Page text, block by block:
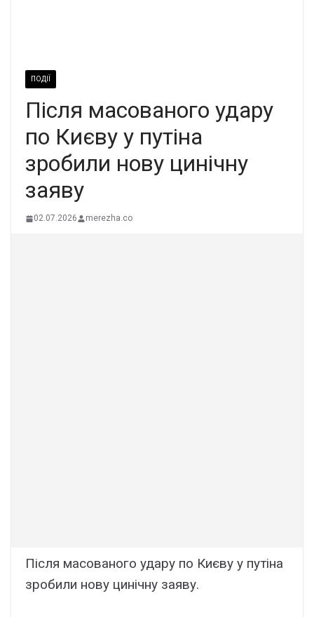
ПОДІЇ
Піcля маcованого удaру
по Києву у пyтіна
зpобили нову цинiчну
заяву
02.07.2026 merezha.co
Після масованого удару по Києву у путіна
зробили нову цинічну заяву.